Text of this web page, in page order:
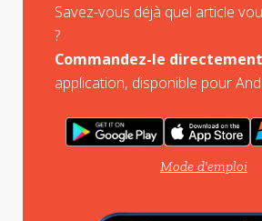
Savez-vous déjà quel article
?
Commandez-le directement
application, disponible pour
Mode d'emploi